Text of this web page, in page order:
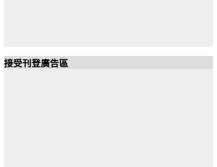
接受刊登廣告區